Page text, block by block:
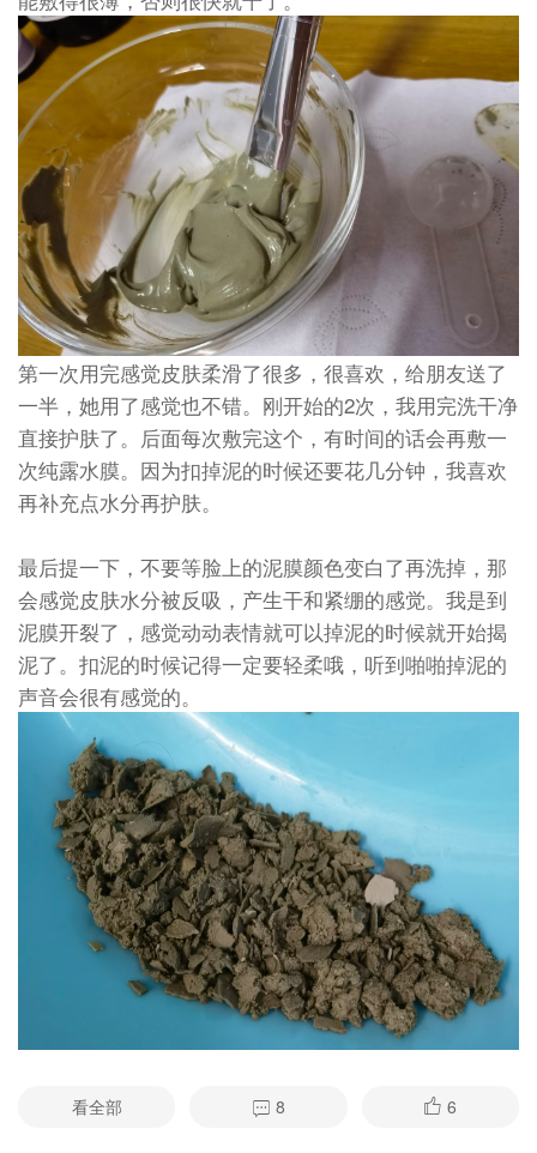
第一次用完感觉皮肤柔滑了很多，很喜欢，给朋友送了
一半，她用了感觉也不错。刚开始的2次，我用完洗干净
直接护肤了。后面每次敷完这个，有时间的话会再敷一
次纯露水膜。因为扣掉泥的时候还要花几分钟，我喜欢
再补充点水分再护肤。
最后提一下，不要等脸上的泥膜颜色变白了再洗掉，那
会感觉皮肤水分被反吸，产生干和紧绷的感觉。我是到
泥膜开裂了，感觉动动表情就可以掉泥的时候就开始揭
泥了。扣泥的时候记得一定要轻柔哦，听到啪啪掉泥的
声音会很有感觉的。
看全部 8 6